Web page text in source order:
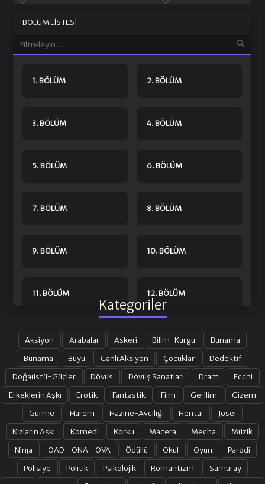
BÖLÜM LISTESI
1. BÖLÜM 2. BÖLÜM
3. BÖLÜM 4. BÖLÜM
5. BÖLÜM 6. BÖLÜM
7. BÖLÜM 8. BÖLÜM
9. BÖLÜM 10. BÖLÜM
11. BÖLÜM 12. BÖLÜM
Kategoriler
Aksiyon Arabalar Askeri Bilim-Kurgu
Bunama
Bunama
Büyü Canlı Aksiyon Çocuklar
Dedektif
Doğaüstü-Güçler
Dövüş Dövüş Sanatları Dram
Ecchi
Erkeklerin Aşkı
Erotik Fantastik Film Gerilim
Gizem
Gurme
Harem Hazine-Avcılığı Hentai
Josei
Kızların Aşkı
Komedi Korku Macera Mecha
Müzik
Ninja
OAD - ONA - OVA Ödüllü Okul Oyun
Parodi
Polisiye
Politik Psikolojik Romantizm
Samuray